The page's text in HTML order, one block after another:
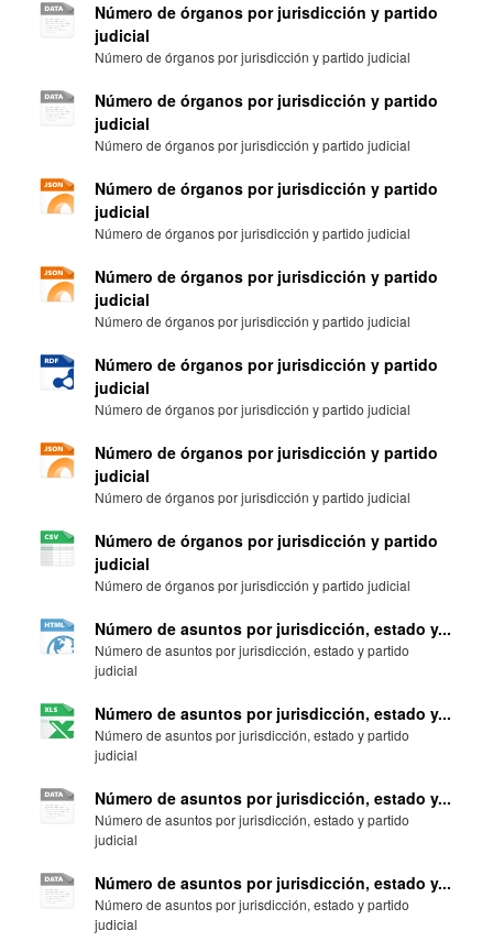
Número de órganos por jurisdicción y partido
judicial
Número de órganos por jurisdicción y partido judicial
Número de órganos por jurisdicción y partido
judicial
Número de órganos por jurisdicción y partido judicial
Número de órganos por jurisdicción y partido
judicial
Número de órganos por jurisdicción y partido judicial
Número de órganos por jurisdicción y partido
judicial
Número de órganos por jurisdicción y partido judicial
Número de órganos por jurisdicción y partido
judicial
Número de órganos por jurisdicción y partido judicial
Número de órganos por jurisdicción y partido
judicial
Número de órganos por jurisdicción y partido judicial
Número de órganos por jurisdicción y partido
judicial
Número de órganos por jurisdicción y partido judicial
Número de asuntos por jurisdicción, estado y...
Número de asuntos por jurisdicción, estado y partido
judicial
Número de asuntos por jurisdicción, estado y...
Número de asuntos por jurisdicción, estado y partido
judicial
Número de asuntos por jurisdicción, estado y...
Número de asuntos por jurisdicción, estado y partido
judicial
Número de asuntos por jurisdicción, estado y...
Número de asuntos por jurisdicción, estado y partido
judicial